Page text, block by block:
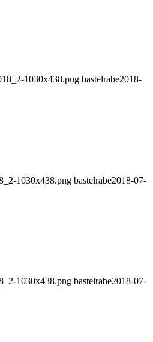
1030x438.png bastelrabe2018-
1030x438.png bastelrabe2018-07-
1030x438.png bastelrabe2018-07-